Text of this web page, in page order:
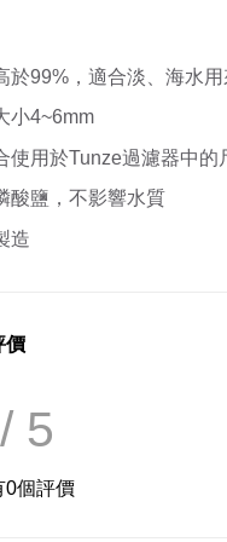
於99%，適合淡、海水
小4~6mm
使用於Tunze過濾器中的
酸鹽，不影響水質
造
價
/ 5
0個評價